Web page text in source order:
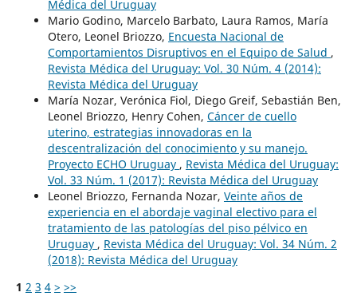
Médica del Uruguay
Mario Godino, Marcelo Barbato, Laura Ramos, María
Otero, Leonel Briozzo, Encuesta Nacional de
Comportamientos Disruptivos en el Equipo de Salud ,
Revista Médica del Uruguay: Vol. 30 Núm. 4 (2014):
Revista Médica del Uruguay
María Nozar, Verónica Fiol, Diego Greif, Sebastián Ben,
Leonel Briozzo, Henry Cohen, Cáncer de cuello
uterino, estrategias innovadoras en la
descentralización del conocimiento y su manejo.
Proyecto ECHO Uruguay , Revista Médica del Uruguay:
Vol. 33 Núm. 1 (2017): Revista Médica del Uruguay
Leonel Briozzo, Fernanda Nozar, Veinte años de
experiencia en el abordaje vaginal electivo para el
tratamiento de las patologías del piso pélvico en
Uruguay , Revista Médica del Uruguay: Vol. 34 Núm. 2
(2018): Revista Médica del Uruguay
1 2 3 4 > >>